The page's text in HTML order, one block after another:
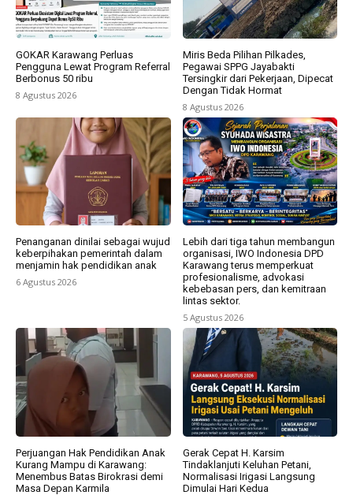
GOKAR Karawang Perluas
Pengguna Lewat Program Referral
Berbonus 50 ribu
8 Agustus 2026
Miris Beda Pilihan Pilkades,
Pegawai SPPG Jayabakti
Tersingkir dari Pekerjaan, Dipecat
Dengan Tidak Hormat
8 Agustus 2026
Penanganan dinilai sebagai wujud
keberpihakan pemerintah dalam
menjamin hak pendidikan anak
6 Agustus 2026
Lebih dari tiga tahun membangun
organisasi, IWO Indonesia DPD
Karawang terus memperkuat
profesionalisme, advokasi
kebebasan pers, dan kemitraan
lintas sektor.
5 Agustus 2026
Perjuangan Hak Pendidikan Anak
Kurang Mampu di Karawang:
Menembus Batas Birokrasi demi
Masa Depan Karmila
Gerak Cepat H. Karsim
Tindaklanjuti Keluhan Petani,
Normalisasi Irigasi Langsung
Dimulai Hari Kedua